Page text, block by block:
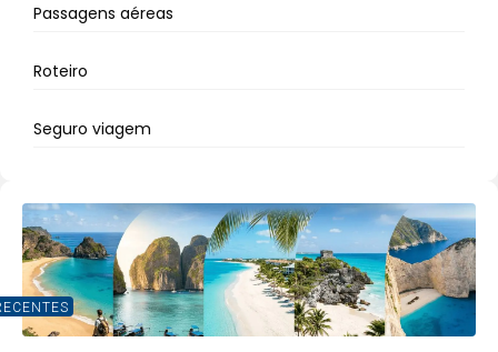
Passagens aéreas
Roteiro
Seguro viagem